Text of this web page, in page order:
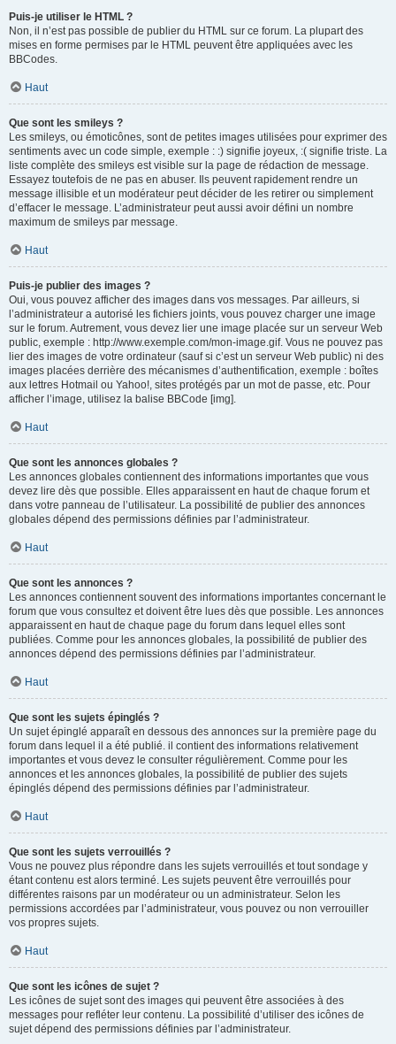
Puis-je utiliser le HTML ?
Non, il n’est pas possible de publier du HTML sur ce forum. La plupart des
mises en forme permises par le HTML peuvent être appliquées avec les
BBCodes.
Haut
Que sont les smileys ?
Les smileys, ou émoticônes, sont de petites images utilisées pour exprimer des
sentiments avec un code simple, exemple : :) signifie joyeux, :( signifie triste. La
liste complète des smileys est visible sur la page de rédaction de message.
Essayez toutefois de ne pas en abuser. Ils peuvent rapidement rendre un
message illisible et un modérateur peut décider de les retirer ou simplement
d’effacer le message. L’administrateur peut aussi avoir défini un nombre
maximum de smileys par message.
Haut
Puis-je publier des images ?
Oui, vous pouvez afficher des images dans vos messages. Par ailleurs, si
l’administrateur a autorisé les fichiers joints, vous pouvez charger une image
sur le forum. Autrement, vous devez lier une image placée sur un serveur Web
public, exemple : http://www.exemple.com/mon-image.gif. Vous ne pouvez pas
lier des images de votre ordinateur (sauf si c’est un serveur Web public) ni des
images placées derrière des mécanismes d’authentification, exemple : boîtes
aux lettres Hotmail ou Yahoo!, sites protégés par un mot de passe, etc. Pour
afficher l’image, utilisez la balise BBCode [img].
Haut
Que sont les annonces globales ?
Les annonces globales contiennent des informations importantes que vous
devez lire dès que possible. Elles apparaissent en haut de chaque forum et
dans votre panneau de l’utilisateur. La possibilité de publier des annonces
globales dépend des permissions définies par l’administrateur.
Haut
Que sont les annonces ?
Les annonces contiennent souvent des informations importantes concernant le
forum que vous consultez et doivent être lues dès que possible. Les annonces
apparaissent en haut de chaque page du forum dans lequel elles sont
publiées. Comme pour les annonces globales, la possibilité de publier des
annonces dépend des permissions définies par l’administrateur.
Haut
Que sont les sujets épinglés ?
Un sujet épinglé apparaît en dessous des annonces sur la première page du
forum dans lequel il a été publié. il contient des informations relativement
importantes et vous devez le consulter régulièrement. Comme pour les
annonces et les annonces globales, la possibilité de publier des sujets
épinglés dépend des permissions définies par l’administrateur.
Haut
Que sont les sujets verrouillés ?
Vous ne pouvez plus répondre dans les sujets verrouillés et tout sondage y
étant contenu est alors terminé. Les sujets peuvent être verrouillés pour
différentes raisons par un modérateur ou un administrateur. Selon les
permissions accordées par l’administrateur, vous pouvez ou non verrouiller
vos propres sujets.
Haut
Que sont les icônes de sujet ?
Les icônes de sujet sont des images qui peuvent être associées à des
messages pour refléter leur contenu. La possibilité d’utiliser des icônes de
sujet dépend des permissions définies par l’administrateur.